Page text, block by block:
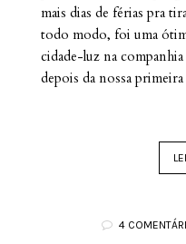
mais dias de férias pra
todo modo, foi uma
cidade-luz na
depois da nossa
4